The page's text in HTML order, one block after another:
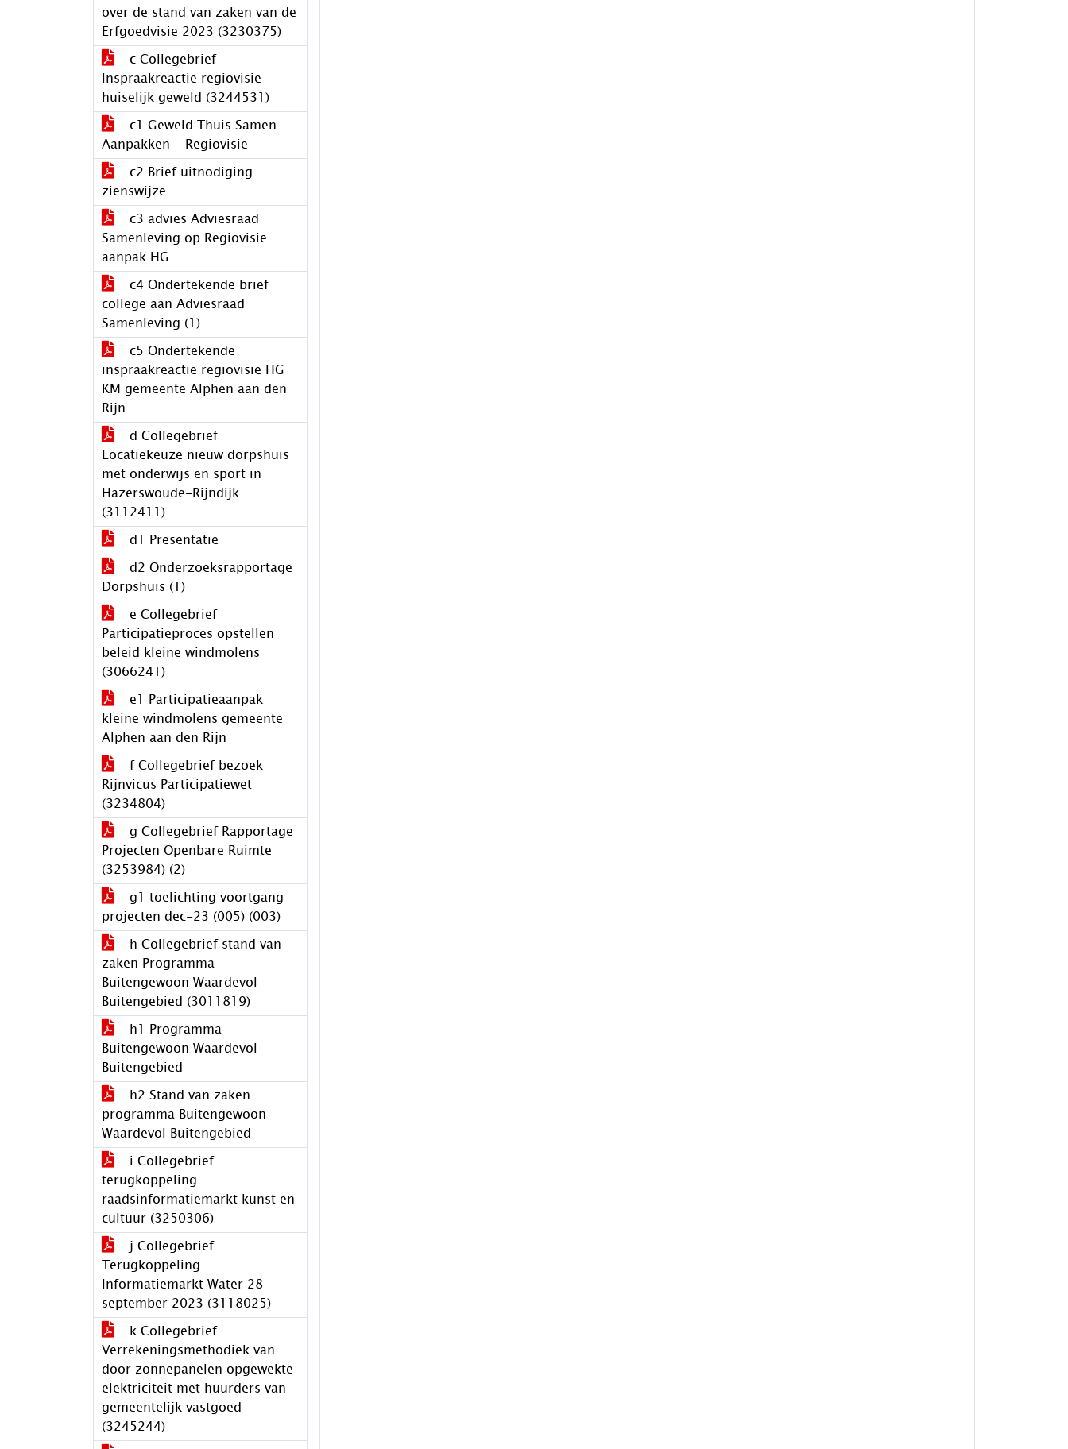
over de stand van zaken van de
Erfgoedvisie 2023 (3230375)
c Collegebrief
Inspraakreactie regiovisie
huiselijk geweld (3244531)
c1 Geweld Thuis Samen
Aanpakken - Regiovisie
c2 Brief uitnodiging
zienswijze
c3 advies Adviesraad
Samenleving op Regiovisie
aanpak HG
c4 Ondertekende brief
college aan Adviesraad
Samenleving (1)
c5 Ondertekende
inspraakreactie regiovisie HG
KM gemeente Alphen aan den
Rijn
d Collegebrief
Locatiekeuze nieuw dorpshuis
met onderwijs en sport in
Hazerswoude-Rijndijk
(3112411)
d1 Presentatie
d2 Onderzoeksrapportage
Dorpshuis (1)
e Collegebrief
Participatieproces opstellen
beleid kleine windmolens
(3066241)
e1 Participatieaanpak
kleine windmolens gemeente
Alphen aan den Rijn
f Collegebrief bezoek
Rijnvicus Participatiewet
(3234804)
g Collegebrief Rapportage
Projecten Openbare Ruimte
(3253984) (2)
g1 toelichting voortgang
projecten dec-23 (005) (003)
h Collegebrief stand van
zaken Programma
Buitengewoon Waardevol
Buitengebied (3011819)
h1 Programma
Buitengewoon Waardevol
Buitengebied
h2 Stand van zaken
programma Buitengewoon
Waardevol Buitengebied
i Collegebrief
terugkoppeling
raadsinformatiemarkt kunst en
cultuur (3250306)
j Collegebrief
Terugkoppeling
Informatiemarkt Water 28
september 2023 (3118025)
k Collegebrief
Verrekeningsmethodiek van
door zonnepanelen opgewekte
elektriciteit met huurders van
gemeentelijk vastgoed
(3245244)